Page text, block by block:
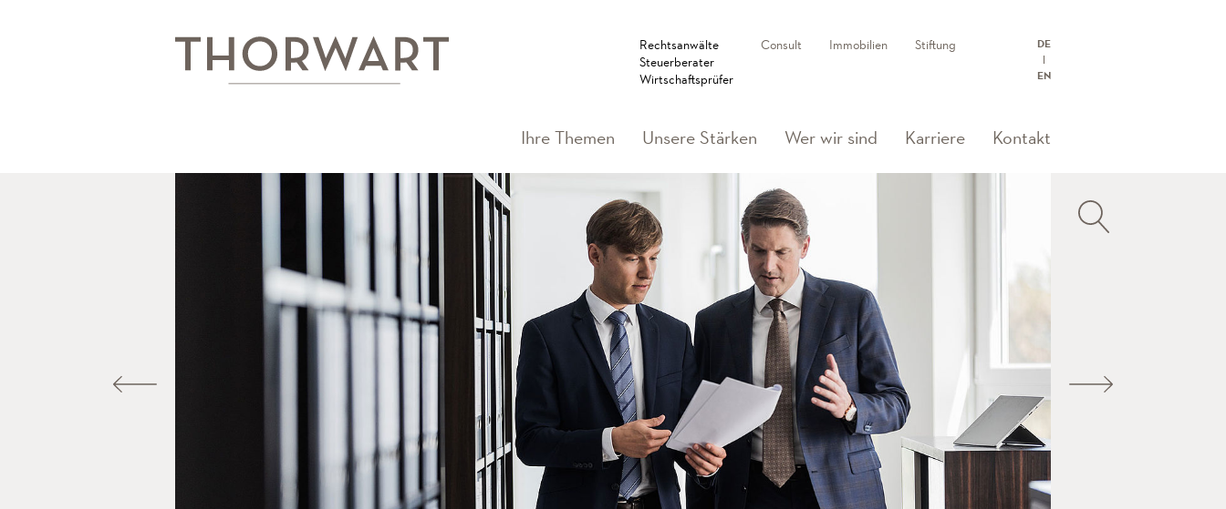
Rechtsanwälte
Steuerberater
Wirtschaftsprüfer
Consult Immobilien Stiftung DE
EN
Ihre Themen Unsere Stärken Wer wir sind Karriere Kontakt